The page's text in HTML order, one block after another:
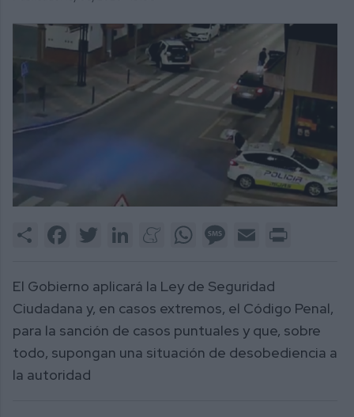
Share FacebookTwitter LinkedInMeneameWhatsAppMessage
Email
El Gobierno aplicará la Ley de Seguridad
Ciudadana y, en casos extremos, el Código Penal,
para la sanción de casos puntuales y que, sobre
todo, supongan una situación de desobediencia a
la autoridad